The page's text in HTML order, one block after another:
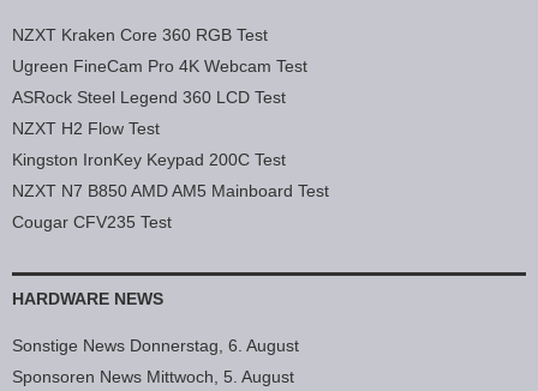
NZXT Kraken Core 360 RGB Test
Ugreen FineCam Pro 4K Webcam Test
ASRock Steel Legend 360 LCD Test
NZXT H2 Flow Test
Kingston IronKey Keypad 200C Test
NZXT N7 B850 AMD AM5 Mainboard Test
Cougar CFV235 Test
HARDWARE NEWS
Sonstige News Donnerstag, 6. August
Sponsoren News Mittwoch, 5. August